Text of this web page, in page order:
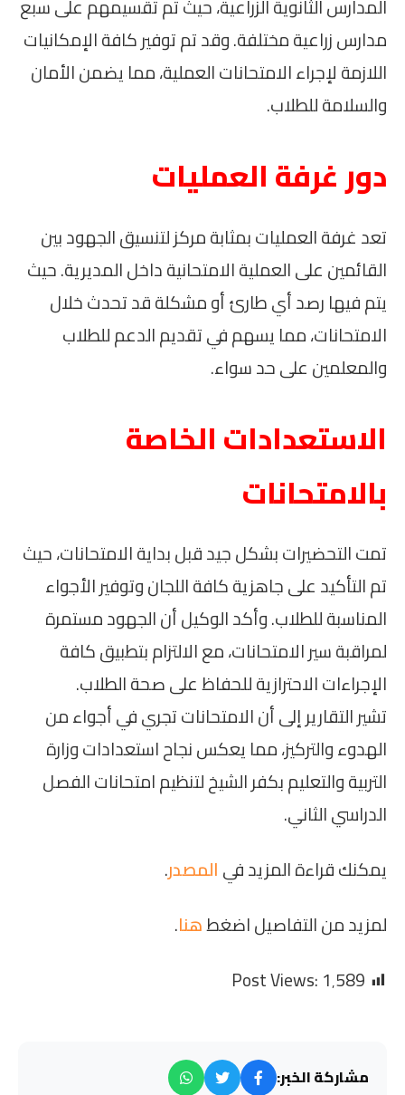
المدارس الثانوية الزراعية، حيث تم تقسيمهم على سبع
مدارس زراعية مختلفة. وقد تم توفير كافة الإمكانيات
اللازمة لإجراء الامتحانات العملية، مما يضمن الأمان
والسلامة للطلاب.
دور غرفة العمليات
تعد غرفة العمليات بمثابة مركز لتنسيق الجهود بين
القائمين على العملية الامتحانية داخل المديرية. حيث
يتم فيها رصد أي طارئ أو مشكلة قد تحدث خلال
الامتحانات، مما يسهم في تقديم الدعم للطلاب
والمعلمين على حد سواء.
الاستعدادات الخاصة
بالامتحانات
تمت التحضيرات بشكل جيد قبل بداية الامتحانات، حيث
تم التأكيد على جاهزية كافة اللجان وتوفير الأجواء
المناسبة للطلاب. وأكد الوكيل أن الجهود مستمرة
لمراقبة سير الامتحانات، مع الالتزام بتطبيق كافة
الإجراءات الاحترازية للحفاظ على صحة الطلاب.
تشير التقارير إلى أن الامتحانات تجري في أجواء من
الهدوء والتركيز، مما يعكس نجاح استعدادات وزارة
التربية والتعليم بكفر الشيخ لتنظيم امتحانات الفصل
الدراسي الثاني.
يمكنك قراءة المزيد فيالمصدر.
لمزيد من التفاصيل اضغطهنا.
Post Views:1٬589
مشاركة الخبر: